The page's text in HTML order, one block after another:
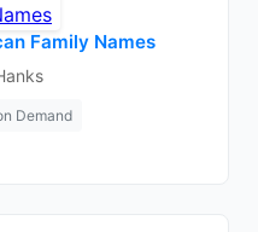
Family Names
Demand